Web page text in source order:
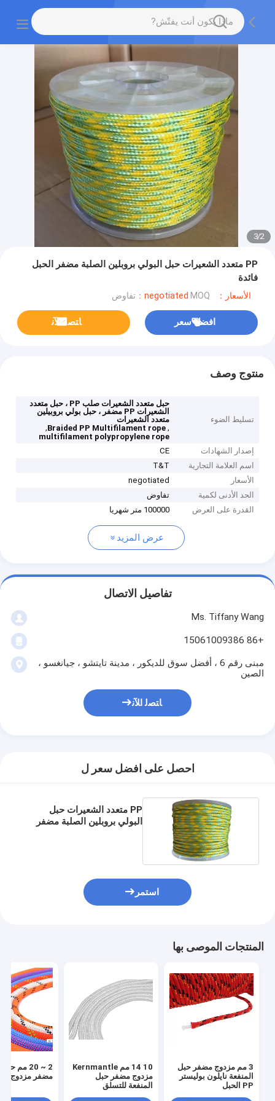
2
/
3
PP متعدد الشعيرات حبل البولي بروبلين الصلبة مضفر الحبل
فائدة
الأسعار：negotiated MOQ：تفاوض
افضل سعر ﺎﺘﺼﻟ ﺍﻶﻧ
منتوج وصف
تسليط الضوء
حبل متعدد الشعيرات صلب PP ، حبل متعدد
الشعيرات PP مضفر ، حبل بولي بروبيلين
متعدد الشعيرات
,
Braided PP Multifilament rope
,
multifilament polypropylene rope
إصدار الشهادات
CE
اسم العلامة التجارية
T&T
الأسعار
negotiated
الحد الأدنى لكمية
تفاوض
القدرة على العرض
100000 متر شهريا
عرض المزيد
تفاصيل الاتصال
Ms. Tiffany Wang
+86 15061009386
مبنى رقم 6 ، أفضل سوق للديكور ، مدينة تايتشو ، جيانغسو ،
الصين
ﺎﺘﺼﻟ ﺍﻶﻧ
احصل على افضل سعر ل
PP متعدد الشعيرات حبل
البولي بروبلين الصلبة مضفر
استمر
المنتجات الموصى بها
3 مم مزدوج مضفر حبل
المنفعة نايلون بوليستر
PP الحبل
10 14 مم Kernmantle
مزدوج مضفر حبل
المنفعة للتسلق
2 ~ 20 مم
مضفر مزدوج